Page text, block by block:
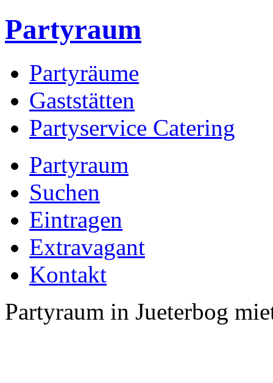
Partyraum
Partyräume
Gaststätten
Partyservice Catering
Partyraum
Suchen
Eintragen
Extravagant
Kontakt
Partyraum in Jueterbog